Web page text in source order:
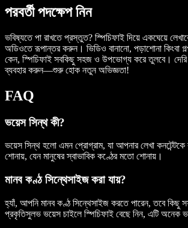
পরবর্তী পদক্ষেপ নিন
ভবিষ্যতে পা রাখতে প্রস্তুত? স্পিচিফাই দিয়ে একঘেয়ে
অডিওতে রূপান্তর করুন। ভিডিও বানানো, পড়াশোনা কিংবা
কেন, স্পিচিফাই সবকিছু সহজ ও উপভোগ্য করে তুলবে। দেরি
ব্যবহার করুন—শুরু হোক নতুন অভিজ্ঞতা!
FAQ
ভয়েস সিন্থ কী?
ভয়েস সিন্থ হলো এমন প্রোগ্রাম, যা আপনার লেখা
শোনায়, যেন মানুষের স্বাভাবিক কণ্ঠের মতো শোনায়।
মানব কণ্ঠ সিন্থেসাইজ করা যায়?
হ্যাঁ, আপনি মানব কণ্ঠ সিন্থেসাইজ করতে পারেন, তবে
প্রকৃতিসুলভ ভয়েস চাইলে স্পিচিফাই বেছে নিন, এটি অনেক